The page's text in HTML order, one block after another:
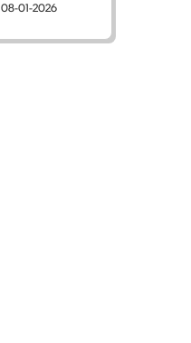
08-01-2026